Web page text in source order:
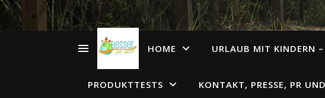
HOME URLAUB MIT KINDERN
PRODUKTTESTS KONTAKT, PRESSE, PR